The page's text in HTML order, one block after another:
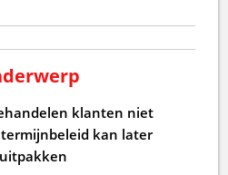
klanten niet
kan later